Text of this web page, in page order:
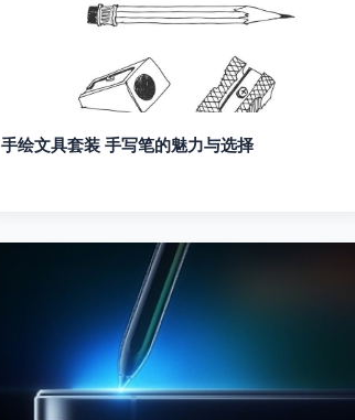
手绘文具套装 手写笔的魅力与选择